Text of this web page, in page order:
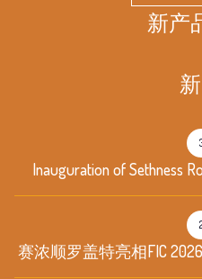
新产
Inauguration of Sethness
赛浓顺罗盖特亮相FIC